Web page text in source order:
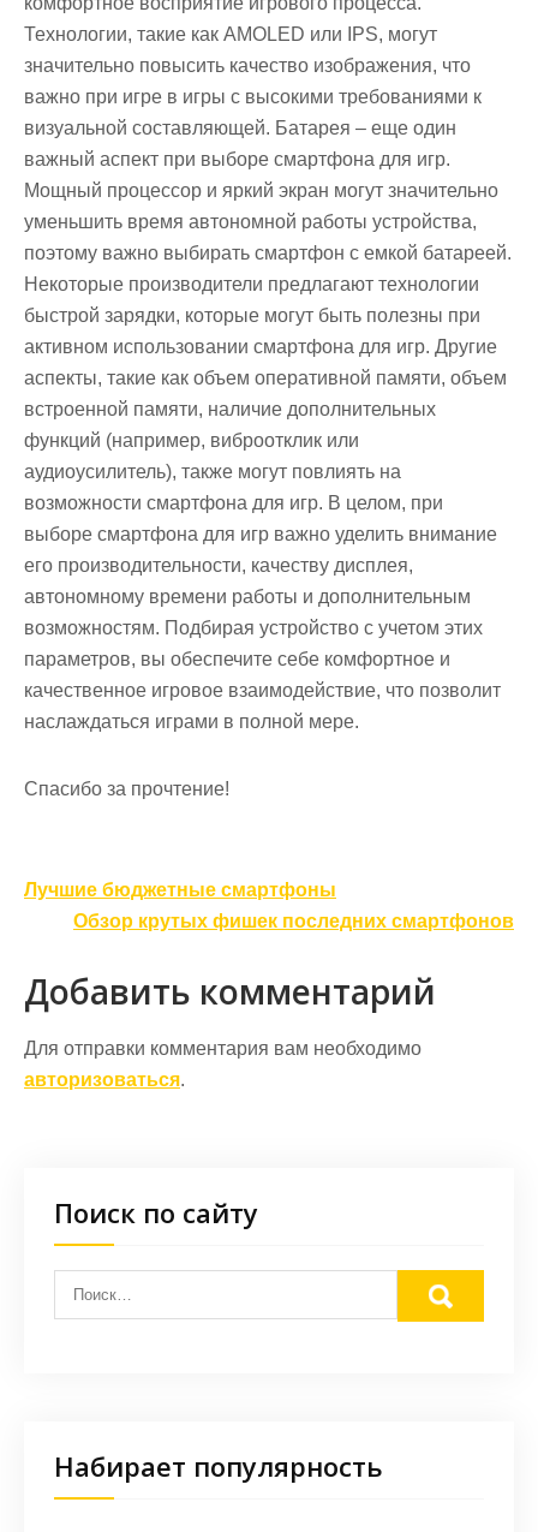
Технологии, такие как AMOLED или IPS, могут
значительно повысить качество изображения, что
важно при игре в игры с высокими требованиями к
визуальной составляющей. Батарея – еще один
важный аспект при выборе смартфона для игр.
Мощный процессор и яркий экран могут значительно
уменьшить время автономной работы устройства,
поэтому важно выбирать смартфон с емкой батареей.
Некоторые производители предлагают технологии
быстрой зарядки, которые могут быть полезны при
активном использовании смартфона для игр. Другие
аспекты, такие как объем оперативной памяти, объем
встроенной памяти, наличие дополнительных
функций (например, виброотклик или
аудиоусилитель), также могут повлиять на
возможности смартфона для игр. В целом, при
выборе смартфона для игр важно уделить внимание
его производительности, качеству дисплея,
автономному времени работы и дополнительным
возможностям. Подбирая устройство с учетом этих
параметров, вы обеспечите себе комфортное и
качественное игровое взаимодействие, что позволит
наслаждаться играми в полной мере.
Спасибо за прочтение!
Навигация
Лучшие бюджетные смартфоны
Обзор крутых фишек последних смартфонов
Добавить комментарий
Для отправки комментария вам необходимо
авторизоваться.
Поиск по сайту
Набирает популярность